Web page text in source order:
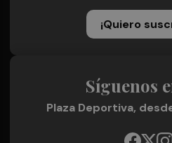
¡Quiero
Síguenos
Plaza Deportiva,